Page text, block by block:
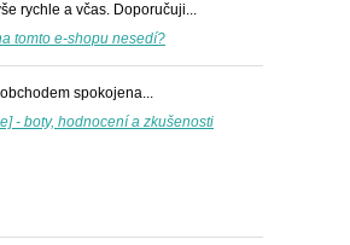
rychle a včas. Doporučuji...
tomto e-shopu nesedí?
spokojena...
- boty, hodnocení a zkušenosti